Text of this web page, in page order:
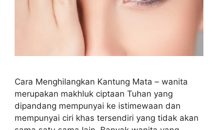
Cara Menghilangkan Kantung Mata – wanita
merupakan makhluk ciptaan Tuhan yang
dipandang mempunyai ke istimewaan dan
mempunyai ciri khas tersendiri yang tidak akan